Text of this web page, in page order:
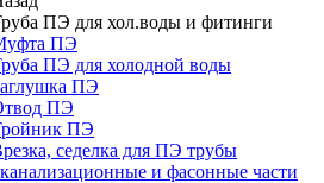
ПЭ для хол.воды и фитинги
ПЭ
ПЭ для холодной воды
ПЭ
ПЭ
ПЭ
седелка для ПЭ трубы
и фасонные части